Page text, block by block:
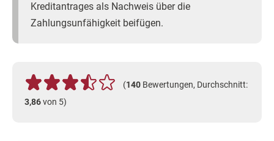
Kreditantrages als Nachweis über die
Zahlungsunfähigkeit beifügen.
(140 Bewertungen, Durchschnitt:
3,86von 5)